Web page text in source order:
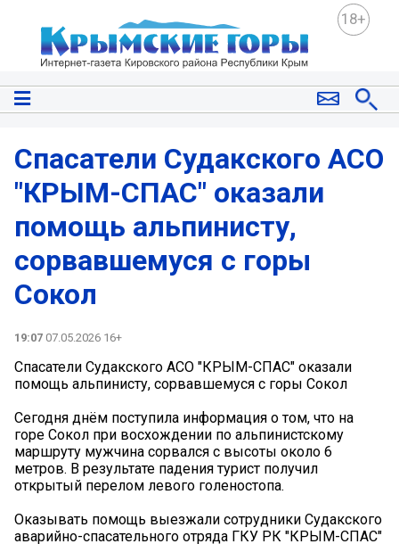
18+
Спасатели Судакского АСО
"КРЫМ-СПАС" оказали
помощь альпинисту,
сорвавшемуся с горы
Сокол
19:07 07.05.2026 16+
Спасатели Судакского АСО "КРЫМ-СПАС" оказали
помощь альпинисту, сорвавшемуся с горы Сокол
Сегодня днём поступила информация о том, что на
горе Сокол при восхождении по альпинистскому
маршруту мужчина сорвался с высоты около 6
метров. В результате падения турист получил
открытый перелом левого голеностопа.
Оказывать помощь выезжали сотрудники Судакского
аварийно-спасательного отряда ГКУ РК "КРЫМ-СПАС"